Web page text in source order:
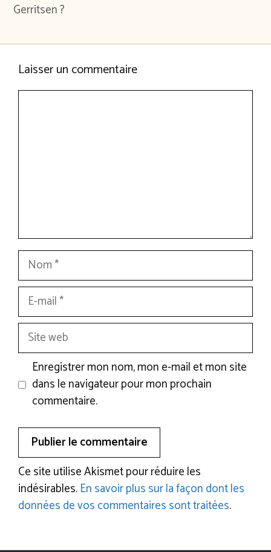
Gerritsen ?
Laisser un commentaire
Nom
mail
Site
web
Enregistrer mon nom, mon e-mail et mon site
dans le navigateur pour mon prochain
commentaire.
Ce site utilise Akismet pour réduire les
indésirables.En savoir plus sur la façon dont les
données de vos commentaires sont traitées.